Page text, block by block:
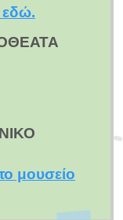
εδώ.
μουσείο